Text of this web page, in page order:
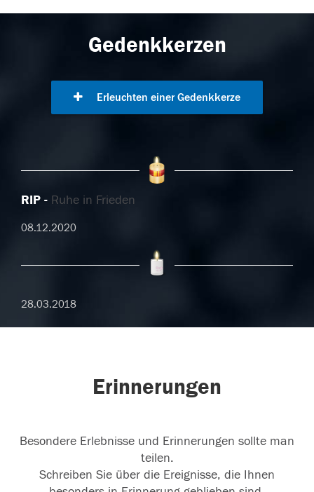
Gedenkkerzen
Erleuchten einer Gedenkkerze
RIP Ruhe in Frieden
08.12.2020
28.03.2018
Erinnerungen
Besondere Erlebnisse und Erinnerungen sollte man
teilen.
Schreiben Sie über die Ereignisse, die Ihnen